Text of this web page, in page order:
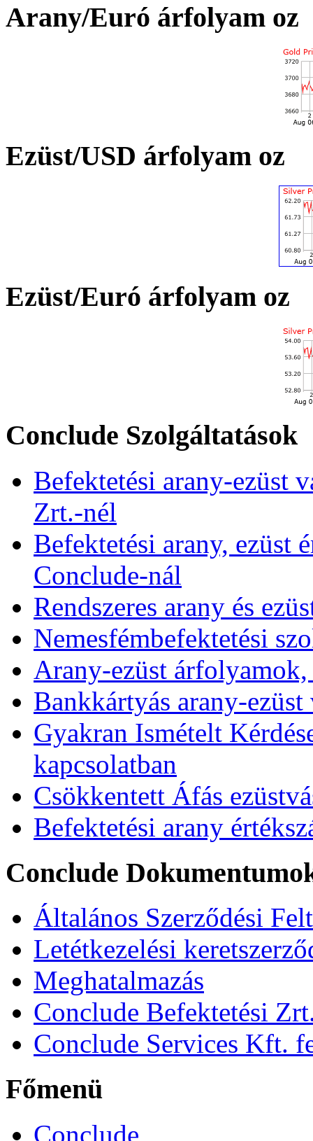
Arany/Euró árfolyam oz
Ezüst/USD árfolyam oz
Ezüst/Euró árfolyam oz
Conclude Szolgáltatások
Befektetési arany-ezüst
Zrt.-nél
Befektetési arany, ezüst
Conclude-nál
Rendszeres arany és
Nemesfémbefektetési
Arany-ezüst
Bankkártyás arany-
Gyakran Ismételt
kapcsolatban
Csökkentett Áfás
Befektetési arany
Conclude
Általános Szerződési
Letétkezelési
Meghatalmazás
Conclude Befektetési
Conclude Services Kft.
Főmenü
Conclude